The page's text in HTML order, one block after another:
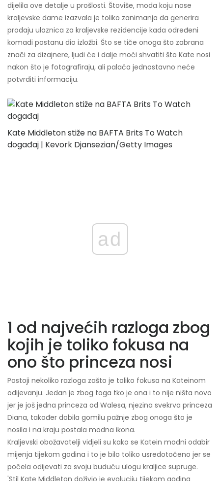
dijelila ove detalje u prošlosti. Štoviše, moda koju nose
kraljevske dame izazvala je toliko zanimanja da generira
prodaju ulaznica za kraljevske rezidencije kada određeni
komadi postanu dio izložbi. Što se tiče onoga što zabrana
znači za dizajnere, ljudi će i dalje moći shvatiti što Kate nosi
nakon što je fotografiraju, ali palača jednostavno neće
potvrditi informaciju.
Kate Middleton stiže na BAFTA Brits To Watch
događaj | Kevork Djansezian/Getty Images
ad
1 od najvećih razloga zbog
kojih je toliko fokusa na
ono što princeza nosi
Postoji nekoliko razloga zašto je toliko fokusa na Kateinom
odijevanju. Jedan je zbog toga tko je ona i to nije ništa novo
jer je još jedna princeza od Walesa, njezina svekrva princeza
Diana, također dobila gomilu pažnje zbog onoga što je
nosila i na kraju postala modna ikona.
Kraljevski obožavatelji vidjeli su kako se Katein modni odabir
mijenja tijekom godina i to je bilo toliko usredotočeno jer se
počela odijevati za svoju buduću ulogu kraljice supruge.